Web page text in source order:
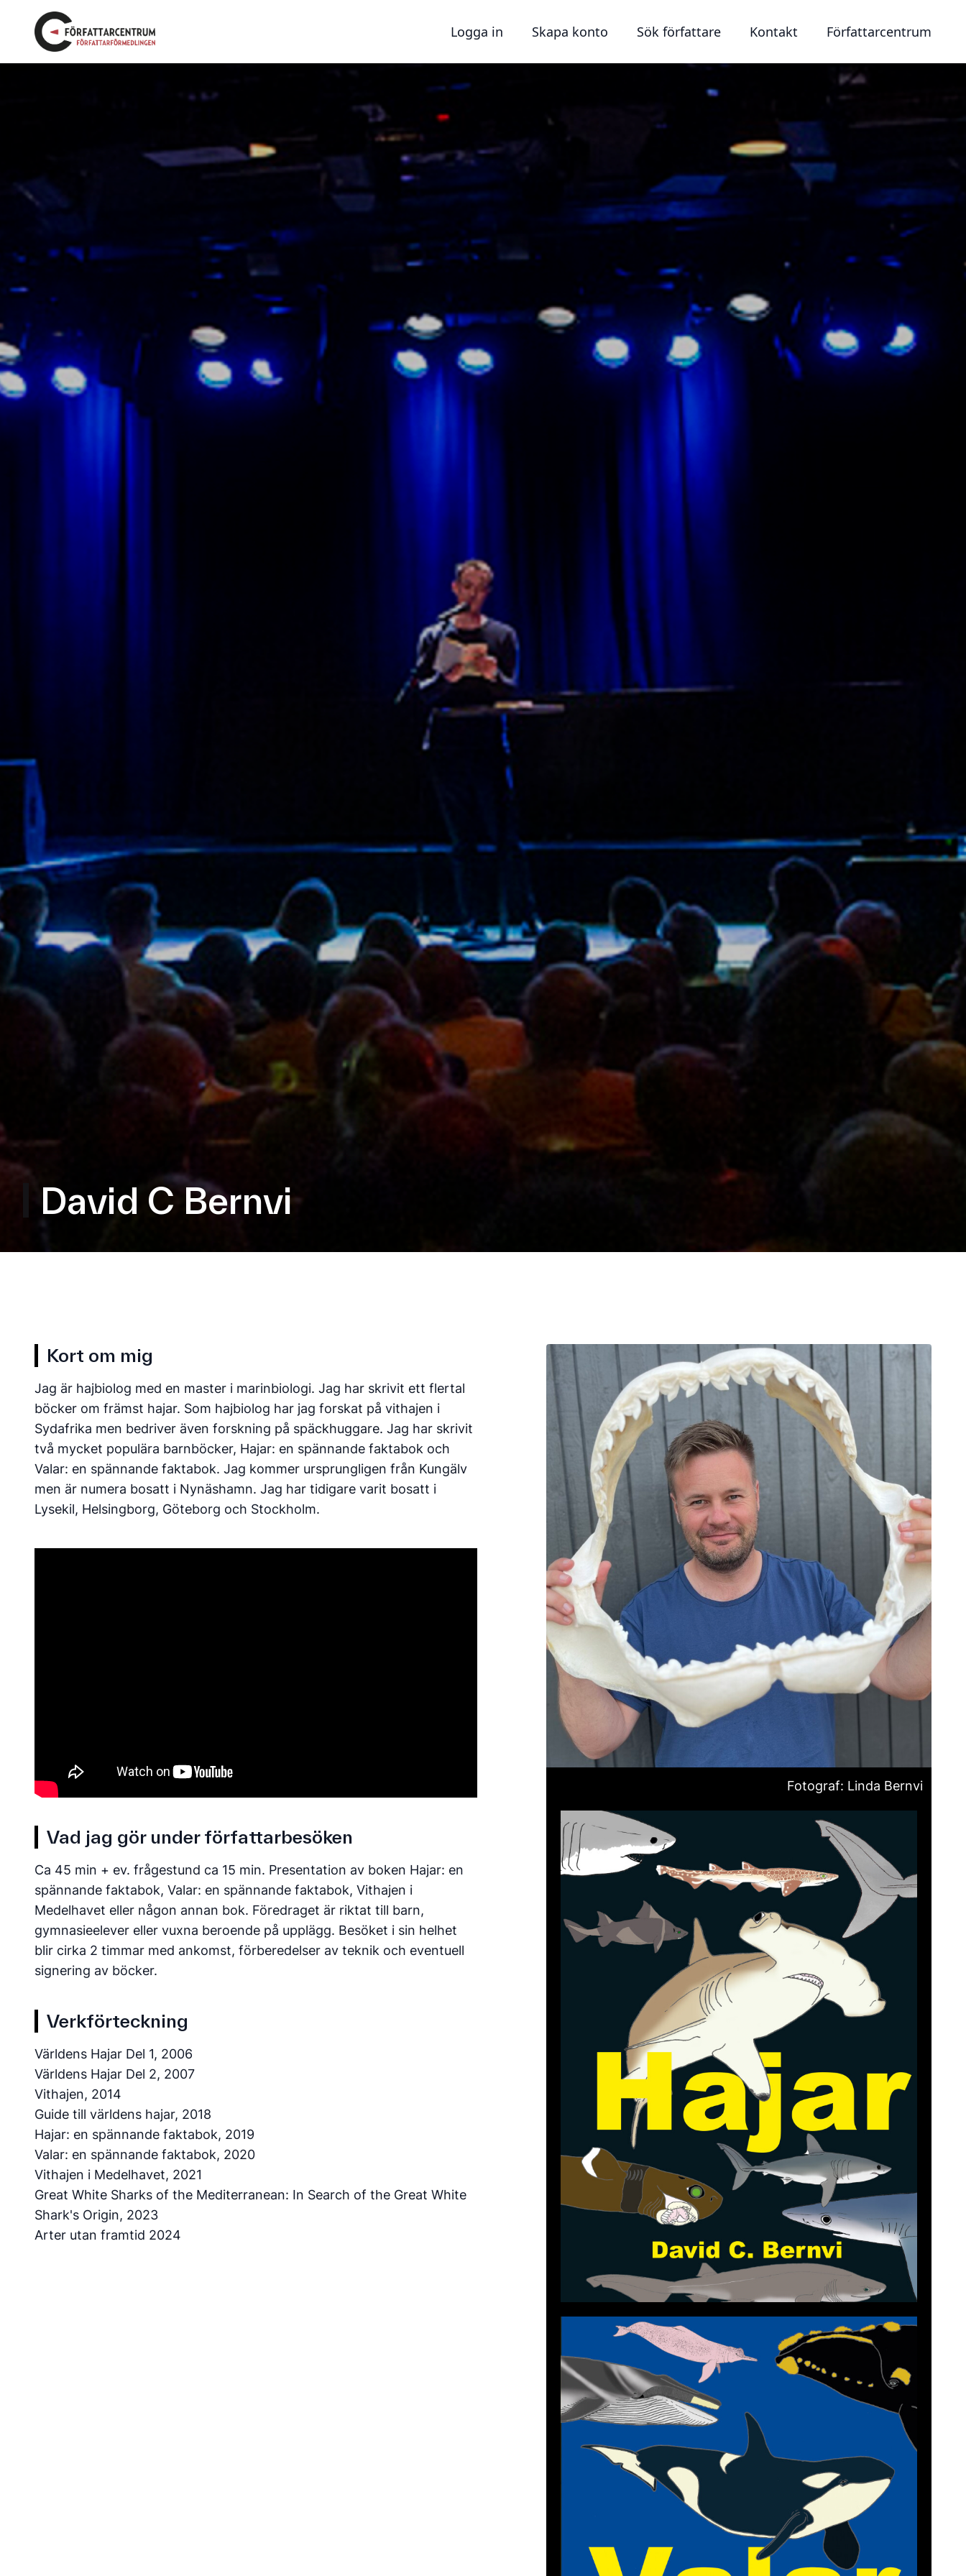
Logga in Skapa konto Sök författare Kontakt Författarcentrum
David C Bernvi
Kort om mig
Jag är hajbiolog med en master i marinbiologi. Jag har skrivit ett flertal
böcker om främst hajar. Som hajbiolog har jag forskat på vithajen i
Sydafrika men bedriver även forskning på späckhuggare. Jag har skrivit
två mycket populära barnböcker, Hajar: en spännande faktabok och
Valar: en spännande faktabok. Jag kommer ursprungligen från Kungälv
men är numera bosatt i Nynäshamn. Jag har tidigare varit bosatt i
Lysekil, Helsingborg, Göteborg och Stockholm.
Vad jag gör under författarbesöken
Ca 45 min + ev. frågestund ca 15 min. Presentation av boken Hajar: en
spännande faktabok, Valar: en spännande faktabok, Vithajen i
Medelhavet eller någon annan bok. Föredraget är riktat till barn,
gymnasieelever eller vuxna beroende på upplägg. Besöket i sin helhet
blir cirka 2 timmar med ankomst, förberedelser av teknik och eventuell
signering av böcker.
Verkförteckning
Världens Hajar Del 1, 2006
Världens Hajar Del 2, 2007
Vithajen, 2014
Guide till världens hajar, 2018
Hajar: en spännande faktabok, 2019
Valar: en spännande faktabok, 2020
Vithajen i Medelhavet, 2021
Great White Sharks of the Mediterranean: In Search of the Great White
Shark's Origin, 2023
Arter utan framtid 2024
Fotograf: Linda Bernvi